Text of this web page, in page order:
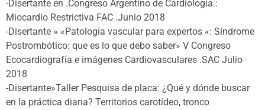
-Disertante en .Congreso Argentino de Cardiología.:
Miocardio Restrictiva FAC .Junio 2018
-Disertante » «Patología vascular para expertos «: Síndrome
Postrombótico: que es lo que debo saber» V Congreso
Ecocardiografía e imágenes Cardiovasculares .SAC Julio
2018
-Disertante»Taller Pesquisa de placa: ¿Qué y dónde buscar
en la práctica diaria? Territorios carotídeo, tronco